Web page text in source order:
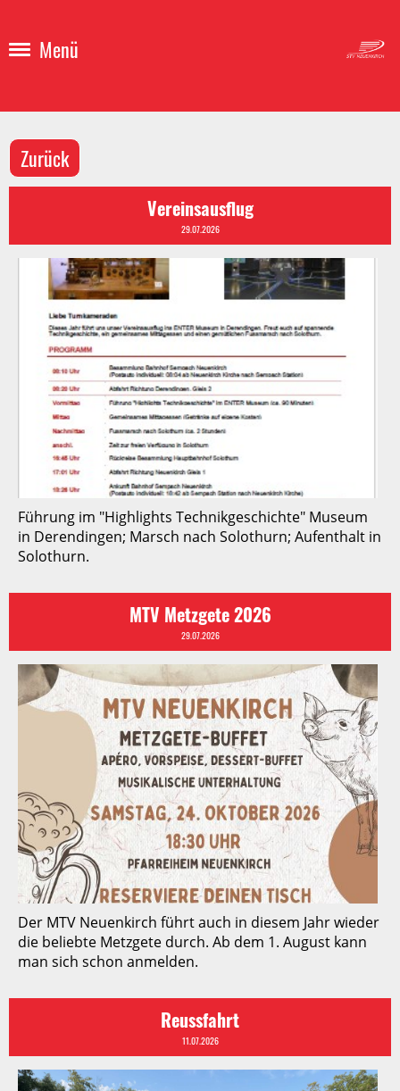
Menü
Zurück
Vereinsausflug
29.07.2026
Führung im "Highlights Technikgeschichte" Museum
in Derendingen; Marsch nach Solothurn; Aufenthalt in
Solothurn.
MTV Metzgete 2026
29.07.2026
Der MTV Neuenkirch führt auch in diesem Jahr wieder
die beliebte Metzgete durch. Ab dem 1. August kann
man sich schon anmelden.
Reussfahrt
11.07.2026